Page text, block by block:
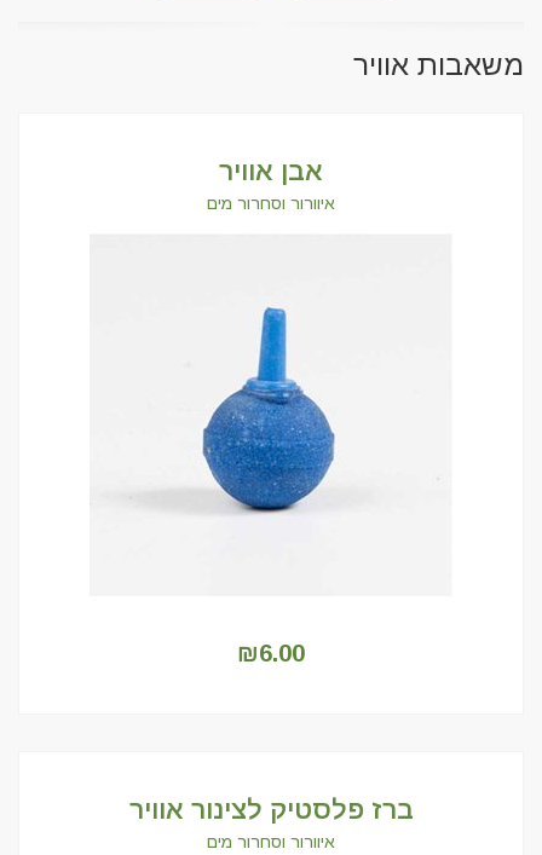
משאבות אוויר
אבן אוויר
איוורור וסחרור מים
₪6.00
ברז פלסטיק לצינור אוויר
איוורור וסחרור מים